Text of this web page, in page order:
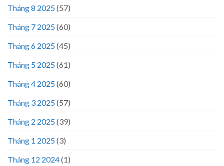
Tháng 8 2025(57)
Tháng 7 2025(60)
Tháng 6 2025(45)
Tháng 5 2025(61)
Tháng 4 2025(60)
Tháng 3 2025(57)
Tháng 2 2025(39)
Tháng 1 2025(3)
Tháng 12 2024(1)